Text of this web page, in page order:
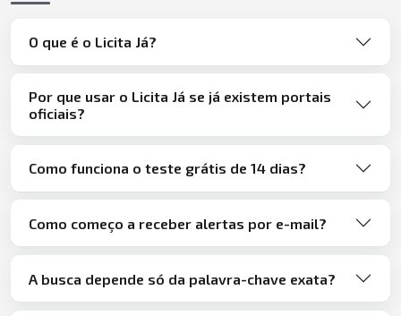
O que é o Licita Já?
Por que usar o Licita Já se já existem portais
oficiais?
Como funciona o teste grátis de 14 dias?
Como começo a receber alertas por e-mail?
A busca depende só da palavra-chave exata?